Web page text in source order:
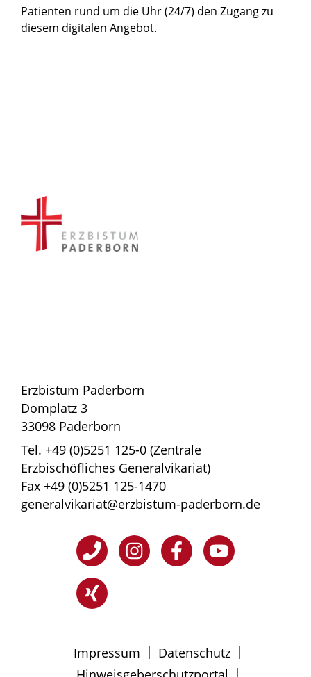
Patienten rund um die Uhr (24/7) den Zugang zu
diesem digitalen Angebot.
Erzbistum Paderborn
Domplatz 3
33098 Paderborn
Tel. +49 (0)5251 125-0 (Zentrale
Erzbischöfliches Generalvikariat)
Fax +49 (0)5251 125-1470
generalvikariat@erzbistum-paderborn.de
Impressum | Datenschutz |
|